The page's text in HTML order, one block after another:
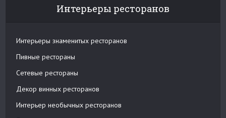
Интерьеры ресторанов
Интерьеры знаменитых ресторанов
Пивные рестораны
Сетевые рестораны
Декор винных ресторанов
Интерьер необычных ресторанов